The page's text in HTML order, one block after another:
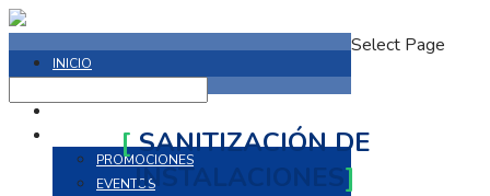
INICIO
PROMOCIONES
EVENTOS
Select Page
[ SANITIZACIÓN DE
INSTALACIONES]